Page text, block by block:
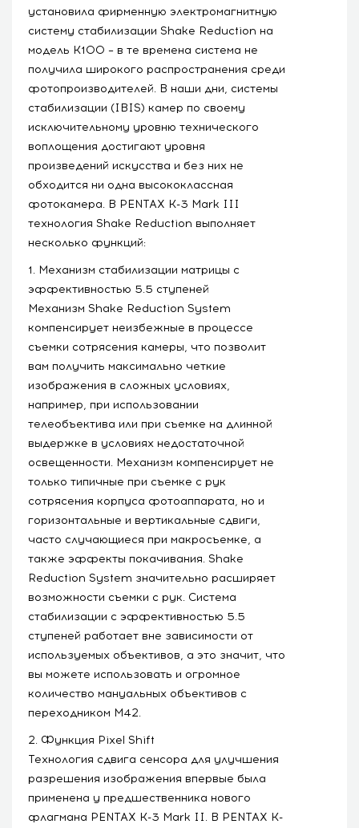
установила фирменную электромагнитную
систему стабилизации Shake Reduction на
модель K100 – в те времена система не
получила широкого распространения среди
фотопроизводителей. В наши дни, системы
стабилизации (IBIS) камер по своему
исключительному уровню технического
воплощения достигают уровня
произведений искусства и без них не
обходится ни одна высококлассная
фотокамера. В PENTAX K-3 Mark III
технология Shake Reduction выполняет
несколько функций:
1. Механизм стабилизации матрицы с
эффективностью 5.5 ступеней
Механизм Shake Reduction System
компенсирует неизбежные в процессе
съемки сотрясения камеры, что позволит
вам получить максимально четкие
изображения в сложных условиях,
например, при использовании
телеобъектива или при съемке на длинной
выдержке в условиях недостаточной
освещенности. Механизм компенсирует не
только типичные при съемке с рук
сотрясения корпуса фотоаппарата, но и
горизонтальные и вертикальные сдвиги,
часто случающиеся при макросъемке, а
также эффекты покачивания. Shake
Reduction System значительно расширяет
возможности съемки с рук. Система
стабилизации с эффективностью 5.5
ступеней работает вне зависимости от
используемых объективов, а это значит, что
вы можете использовать и огромное
количество мануальных объективов с
переходником M42.
2. Функция Pixel Shift
Технология сдвига сенсора для улучшения
разрешения изображения впервые была
применена у предшественника нового
флагмана PENTAX K-3 Mark II. В PENTAX K-